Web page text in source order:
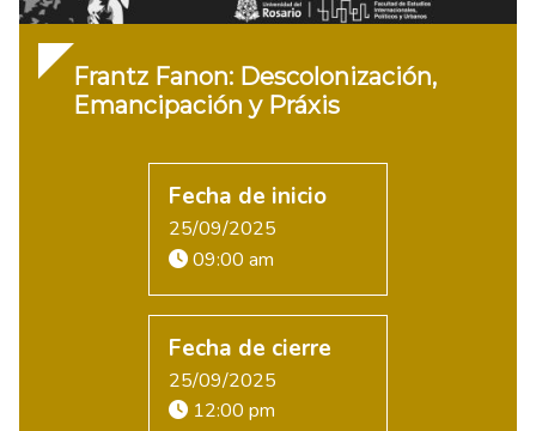
Frantz Fanon: Descolonización,
Emancipación y Práxis
Fecha de inicio
25/09/2025
09:00 am
Fecha de cierre
25/09/2025
12:00 pm